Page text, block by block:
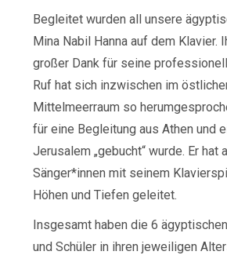
Begleitet wurden all unsere
Mina Nabil Hanna auf dem Klavier.
großer Dank für seine
Ruf hat sich inzwischen im
Mittelmeerraum so
für eine Begleitung aus Athen und
Jerusalem „gebucht“ wurde. Er hat
Sänger*innen mit seinem
Höhen und Tiefen geleitet.
Insgesamt haben die 6
und Schüler in ihren jeweiligen